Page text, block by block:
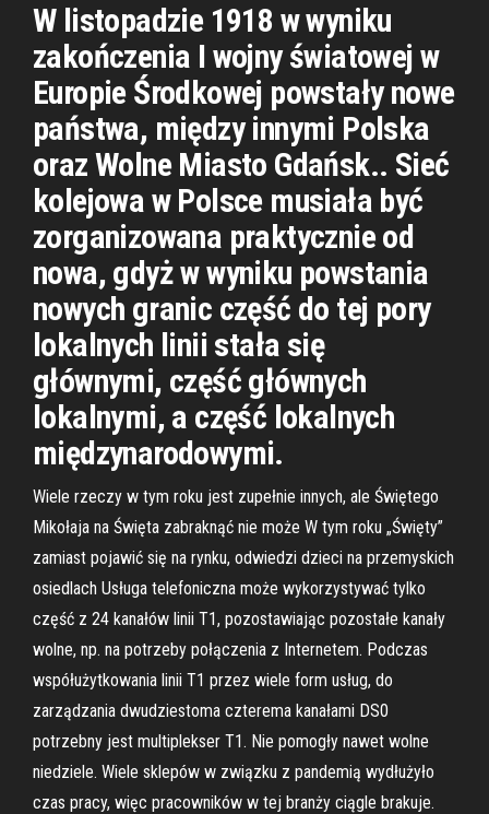
W listopadzie 1918 w wyniku
zakończenia I wojny światowej w
Europie Środkowej powstały nowe
państwa, między innymi Polska
oraz Wolne Miasto Gdańsk.. Sieć
kolejowa w Polsce musiała być
zorganizowana praktycznie od
nowa, gdyż w wyniku powstania
nowych granic część do tej pory
lokalnych linii stała się
głównymi, część głównych
lokalnymi, a część lokalnych
międzynarodowymi.
Wiele rzeczy w tym roku jest zupełnie innych, ale Świętego
Mikołaja na Święta zabraknąć nie może W tym roku „Święty”
zamiast pojawić się na rynku, odwiedzi dzieci na przemyskich
osiedlach Usługa telefoniczna może wykorzystywać tylko
część z 24 kanałów linii T1, pozostawiając pozostałe kanały
wolne, np. na potrzeby połączenia z Internetem. Podczas
współużytkowania linii T1 przez wiele form usług, do
zarządzania dwudziestoma czterema kanałami DS0
potrzebny jest multiplekser T1. Nie pomogły nawet wolne
niedziele. Wiele sklepów w związku z pandemią wydłużyło
czas pracy, więc pracowników w tej branży ciągle brakuje.